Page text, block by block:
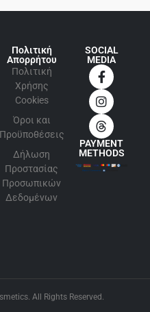
Πολιτική
Απορρήτου
Πολιτική
Xρήσης
Cookies
Όροι και
Προϋποθέσεις
Δήλωση
Προστασίας
Προσωπικών
Δεδομένων
SOCIAL
MEDIA
PAYMENT
METHODS
All Rights Reserved.